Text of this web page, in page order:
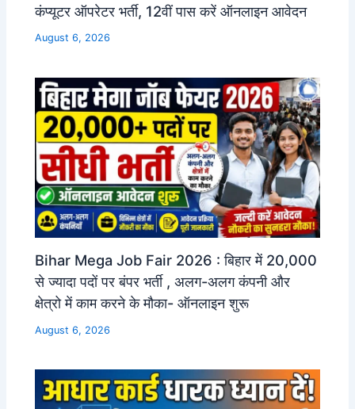
कंप्यूटर ऑपरेटर भर्ती, 12वीं पास करें ऑनलाइन आवेदन
August 6, 2026
Bihar Mega Job Fair 2026 : बिहार में 20,000
से ज्यादा पदों पर बंपर भर्ती , अलग-अलग कंपनी और
क्षेत्रो में काम करने के मौका- ऑनलाइन शुरू
August 6, 2026